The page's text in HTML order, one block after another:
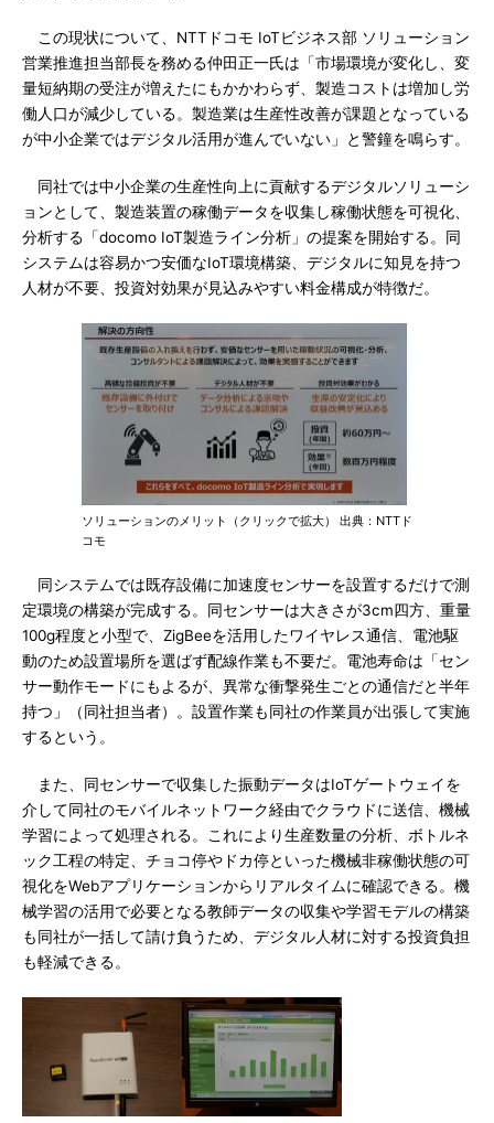
この現状について、NTTドコモ IoTビジネス部 ソリューション
営業推進担当部長を務める仲田正一氏は「市場環境が変化し、変
量短納期の受注が増えたにもかかわらず、製造コストは増加し労
働人口が減少している。製造業は生産性改善が課題となっている
が中小企業ではデジタル活用が進んでいない」と警鐘を鳴らす。
同社では中小企業の生産性向上に貢献するデジタルソリューシ
ョンとして、製造装置の稼働データを収集し稼働状態を可視化、
分析する「docomo IoT製造ライン分析」の提案を開始する。同
システムは容易かつ安価なIoT環境構築、デジタルに知見を持つ
人材が不要、投資対効果が見込みやすい料金構成が特徴だ。
ソリューションのメリット（クリックで拡大） 出典：NTTド
コモ
同システムでは既存設備に加速度センサーを設置するだけで測
定環境の構築が完成する。同センサーは大きさが3cm四方、重量
100g程度と小型で、ZigBeeを活用したワイヤレス通信、電池駆
動のため設置場所を選ばず配線作業も不要だ。電池寿命は「セン
サー動作モードにもよるが、異常な衝撃発生ごとの通信だと半年
持つ」（同社担当者）。設置作業も同社の作業員が出張して実施
するという。
また、同センサーで収集した振動データはIoTゲートウェイを
介して同社のモバイルネットワーク経由でクラウドに送信、機械
学習によって処理される。これにより生産数量の分析、ボトルネ
ック工程の特定、チョコ停やドカ停といった機械非稼働状態の可
視化をWebアプリケーションからリアルタイムに確認できる。機
械学習の活用で必要となる教師データの収集や学習モデルの構築
も同社が一括して請け負うため、デジタル人材に対する投資負担
も軽減できる。